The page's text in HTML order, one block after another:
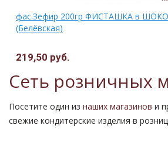
фас.Зефир 200гр ФИСТАШКА в
(Белёвская)
219,50 руб.
Сеть розничных
Посетите один из наших магазинов и
свежие кондитерские изделия в